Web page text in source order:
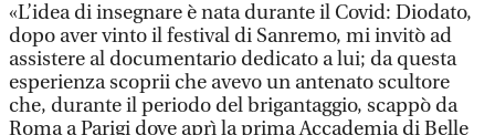
«L’idea di insegnare è nata durante il Covid: Diodato,
dopo aver vinto il festival di Sanremo, mi invitò ad
assistere al documentario dedicato a lui; da questa
esperienza scoprii che avevo un antenato scultore
che, durante il periodo del brigantaggio, scappò da
Roma a Parigi dove aprì la prima Accademia di Belle